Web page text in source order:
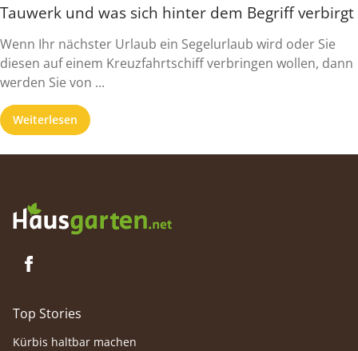
Tauwerk und was sich hinter dem Begriff verbirgt
Wenn Ihr nächster Urlaub ein Segelurlaub wird oder Sie
diesen auf einem Kreuzfahrtschiff verbringen wollen, dann
werden Sie von ...
Weiterlesen
Top Stories
Kürbis haltbar machen